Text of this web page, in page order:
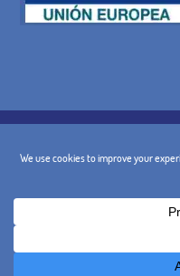
RECHTLICHE WARNUNG
@ 2024 -